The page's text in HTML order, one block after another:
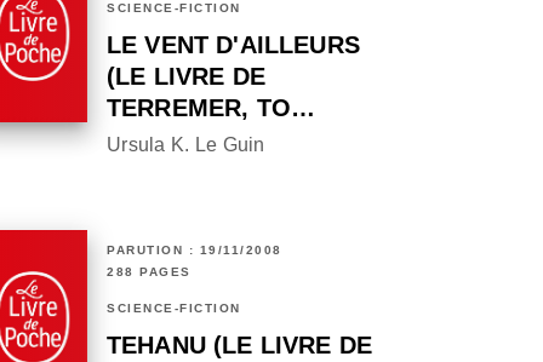
SCIENCE-FICTION
LE VENT D'AILLEURS
(LE LIVRE DE
TERREMER, TO…
Ursula K. Le Guin
PARUTION : 19/11/2008
288 PAGES
SCIENCE-FICTION
TEHANU (LE LIVRE DE